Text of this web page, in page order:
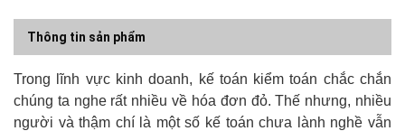
Thông tin sản phẩm
Trong lĩnh vực kinh doanh, kế toán kiểm toán chắc chắn
chúng ta nghe rất nhiều về hóa đơn đỏ. Thế nhưng, nhiều
người và thậm chí là một số kế toán chưa lành nghề vẫn